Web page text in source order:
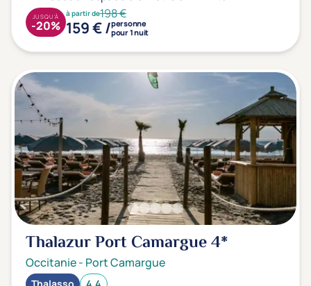
à partir de198 €
159 € /personne
pour 1 nuit
JUSQU'À
-20%
Thalazur Port Camargue4*
Occitanie- Port Camargue